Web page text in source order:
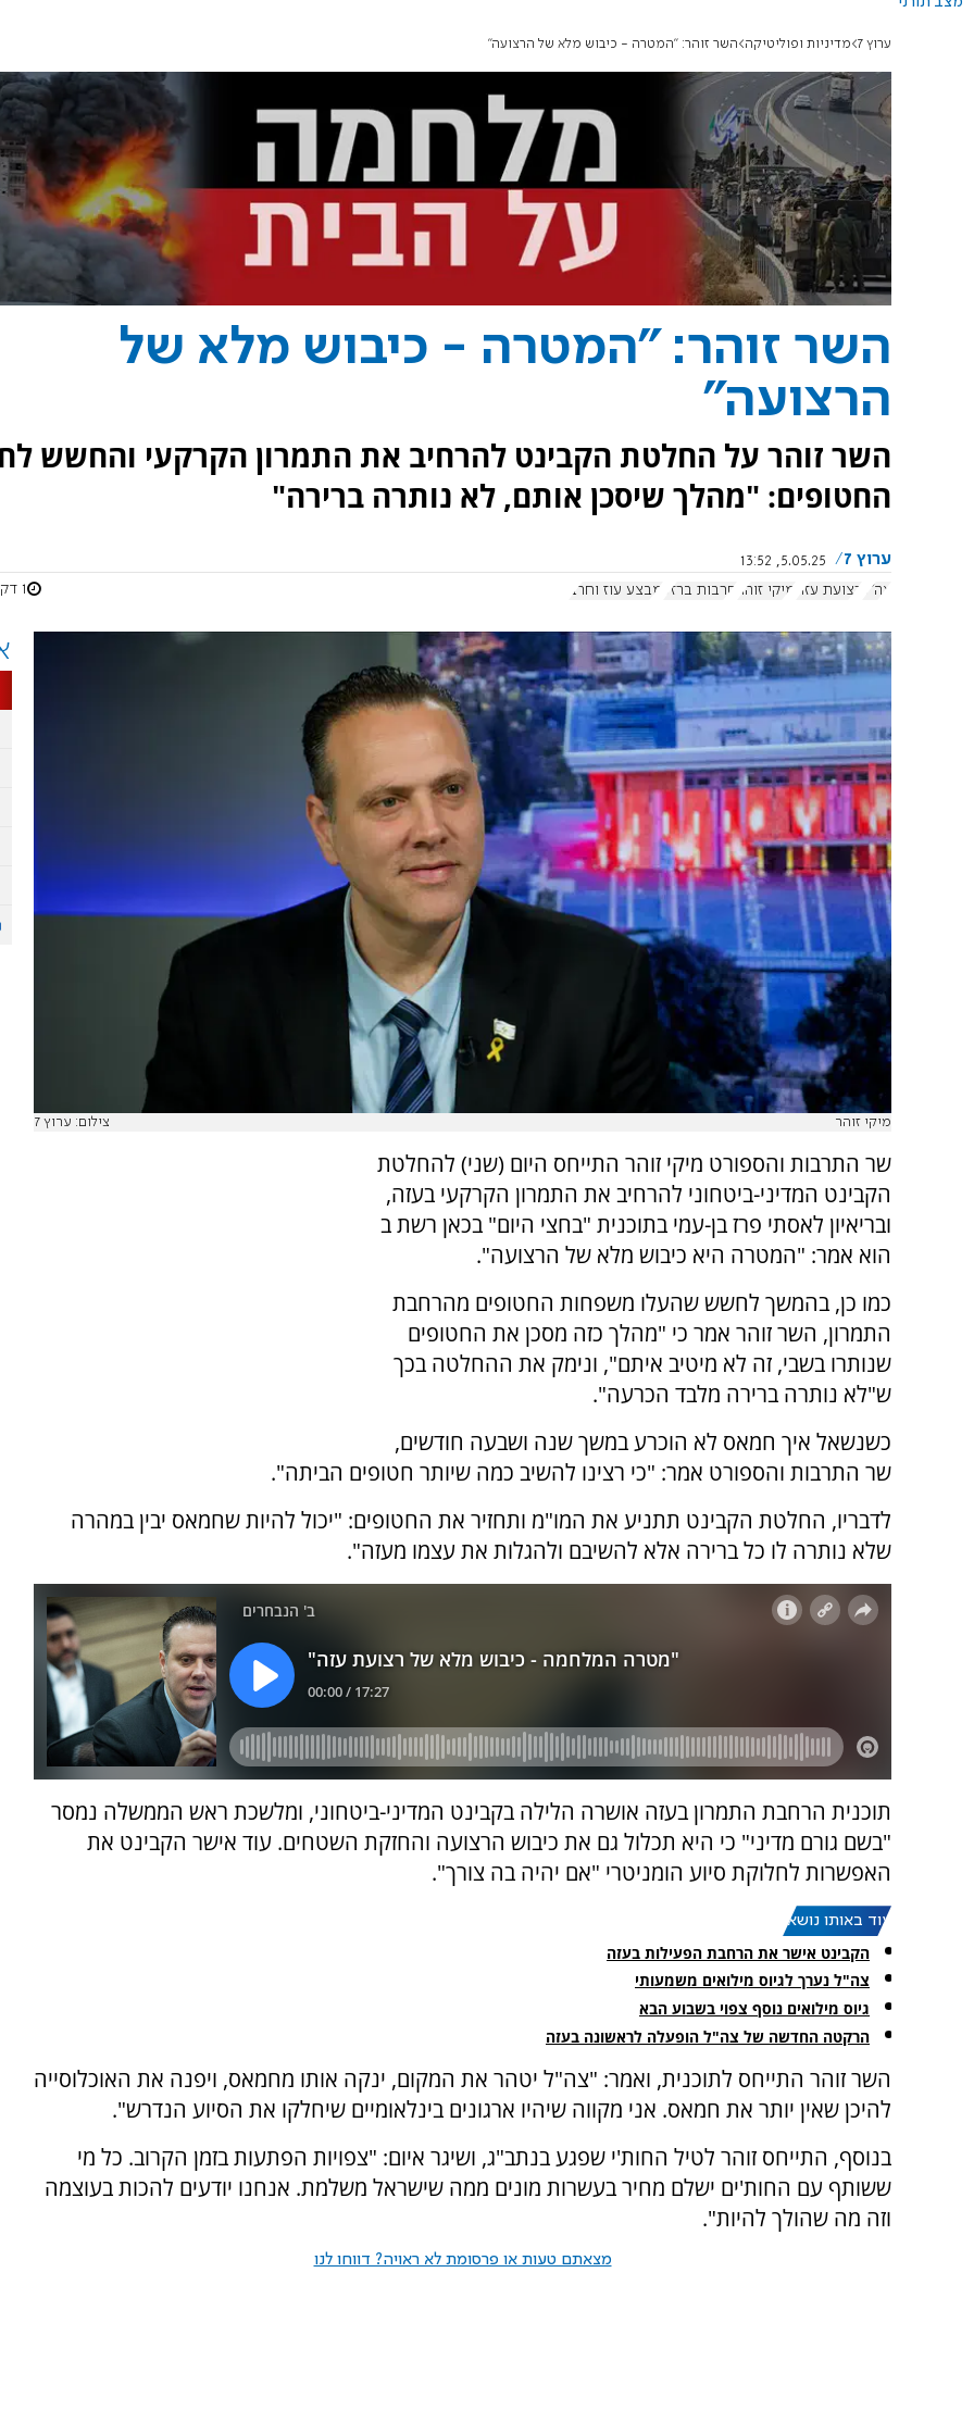
ערוץ 7 מדיניות ופוליטיקה השר זוהר: "המטרה - כיבוש מלא של הרצועה"
השר זוהר: "המטרה - כיבוש מלא של
הרצועה"
השר זוהר על החלטת הקבינט להרחיב את התמרון הקרקעי והחשש
החטופים: "מהלך שיסכן אותם, לא נותרה ברירה"
ערוץ 7
5.05.25, 13:52
צה"ל
רצועת עזה מיקי זוהר חרבות ברזל מבצע עוז וחרב 1 דקות
מיקי זוהר צילום: ערוץ 7
שר התרבות והספורט מיקי זוהר התייחס היום (שני) להחלטת
הקבינט המדיני-ביטחוני להרחיב את התמרון הקרקעי בעזה,
ובריאיון לאסתי פרז בן-עמי בתוכנית "בחצי היום" בכאן רשת ב
הוא אמר: "המטרה היא כיבוש מלא של הרצועה".
כמו כן, בהמשך לחשש שהעלו משפחות החטופים מהרחבת
התמרון, השר זוהר אמר כי "מהלך כזה מסכן את החטופים
שנותרו בשבי, זה לא מיטיב איתם", ונימק את ההחלטה בכך
ש"לא נותרה ברירה מלבד הכרעה".
כשנשאל איך חמאס לא הוכרע במשך שנה ושבעה חודשים,
שר התרבות והספורט אמר: "כי רצינו להשיב כמה שיותר חטופים הביתה".
לדבריו, החלטת הקבינט תתניע את המו"מ ותחזיר את החטופים: "יכול להיות שחמאס יבין במהרה
שלא נותרה לו כל ברירה אלא להשיבם ולהגלות את עצמו מעזה".
תוכנית הרחבת התמרון בעזה אושרה הלילה בקבינט המדיני-ביטחוני, ומלשכת ראש הממשלה נמסר
"בשם גורם מדיני" כי היא תכלול גם את כיבוש הרצועה והחזקת השטחים. עוד אישר הקבינט את
האפשרות לחלוקת סיוע הומניטרי "אם יהיה בה צורך".
עוד באותו נושא:
הקבינט אישר את הרחבת הפעילות בעזה
צה"ל נערך לגיוס מילואים משמעותי
גיוס מילואים נוסף צפוי בשבוע הבא
הרקטה החדשה של צה"ל הופעלה לראשונה בעזה
השר זוהר התייחס לתוכנית, ואמר: "צה"ל יטהר את המקום, ינקה אותו מחמאס, ויפנה את האוכלוסייה
להיכן שאין יותר את חמאס. אני מקווה שיהיו ארגונים בינלאומיים שיחלקו את הסיוע הנדרש".
בנוסף, התייחס זוהר לטיל החות'י שפגע בנתב"ג, ושיגר איום: "צפויות הפתעות בזמן הקרוב. כל מי
ששותף עם החות'ים ישלם מחיר בעשרות מונים ממה שישראל משלמת. אנחנו יודעים להכות בעוצמה
וזה מה שהולך להיות".
מצאתם טעות או פרסומת לא ראויה? דווחו לנו